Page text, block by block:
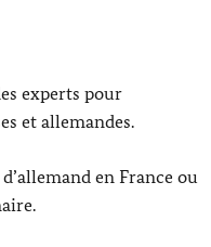
experts pour
et allemandes.
en France ou